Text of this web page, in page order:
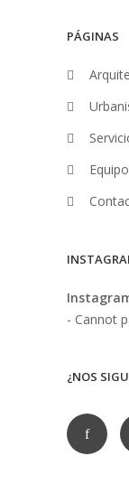
PÁGINAS
Equipo
- Cannot
¿NOS